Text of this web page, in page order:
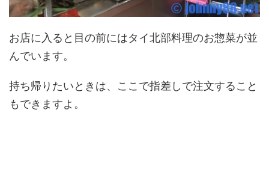
お店に入ると目の前にはタイ北部料理のお惣菜が並
んでいます。
持ち帰りたいときは、ここで指差しで注文すること
もできますよ。